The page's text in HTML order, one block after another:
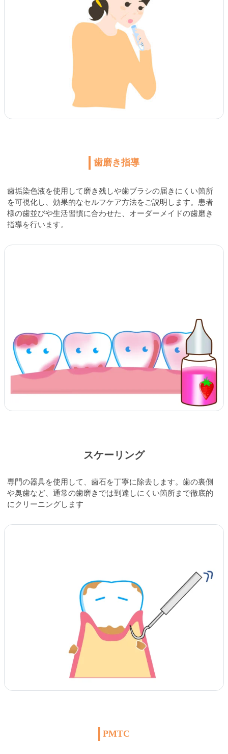
歯磨き指導
歯垢染色液を使用して磨き残しや歯ブラシの届きにくい箇所
を可視化し、効果的なセルフケア方法をご説明します。患者
様の歯並びや生活習慣に合わせた、オーダーメイドの歯磨き
指導を行います。
スケーリング
専門の器具を使用して、歯石を丁寧に除去します。歯の裏側
や奥歯など、通常の歯磨きでは到達しにくい箇所まで徹底的
にクリーニングします
PMTC